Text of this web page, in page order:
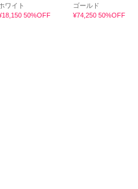
ワイト
50%OFF
ゴールド
¥74,250 50%OFF